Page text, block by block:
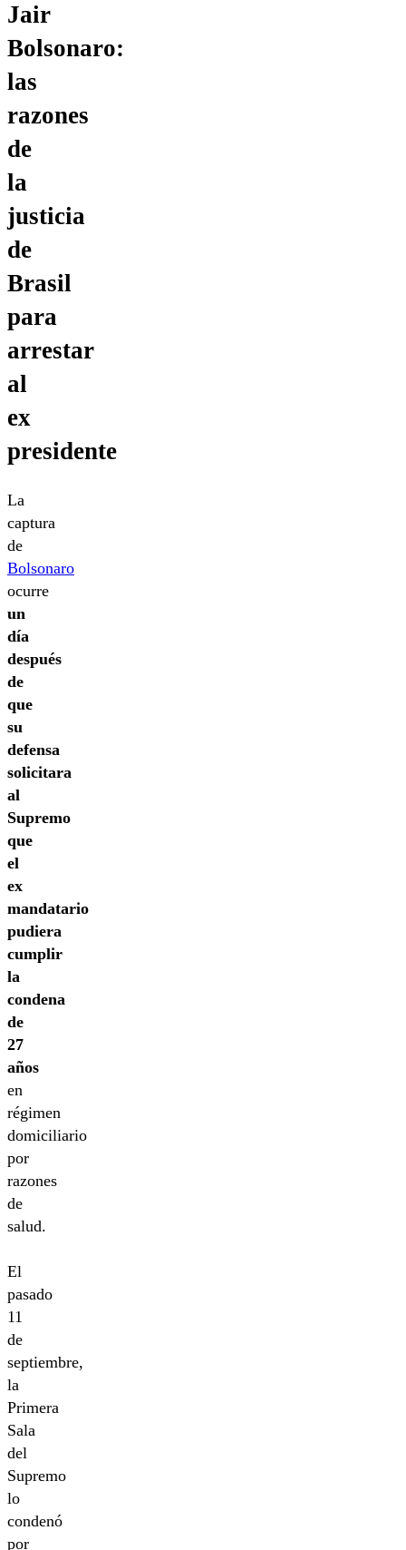
Jair
Bolsonaro:
las
razones
de
la
justicia
de
Brasil
para
arrestar
al
ex
presidente
La
captura
de
Bolsonaro
ocurre
un
día
después
de
que
su
defensa
solicitara
al
Supremo
que
el
ex
mandatario
pudiera
cumplir
la
condena
de
27
años
en
régimen
domiciliario
por
razones
de
salud.
El
pasado
11
de
septiembre,
la
Primera
Sala
del
Supremo
lo
condenó
por